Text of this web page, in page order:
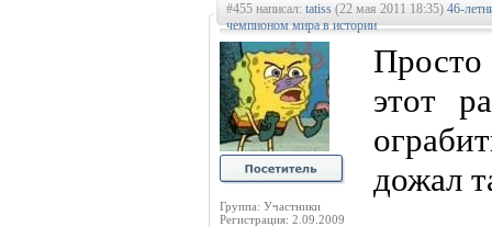
#455 написал: tatiss (22 мая 2011 18:35) 46-
чемпионом мира в истории
Группа: Участники
Регистрация: 2.09.2009
этот
дожал